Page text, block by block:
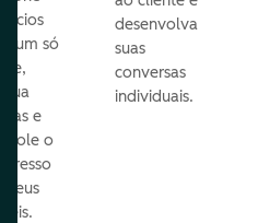
um só
e
o
seus
desenvolva
suas
conversas
individuais.